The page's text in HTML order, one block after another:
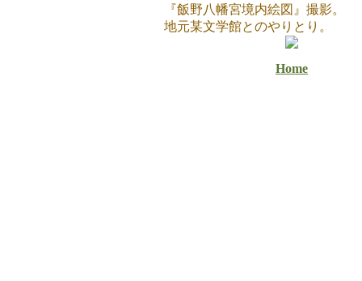
『飯野八幡宮境内絵図』撮影。
地元某文学館とのやりとり。
Home